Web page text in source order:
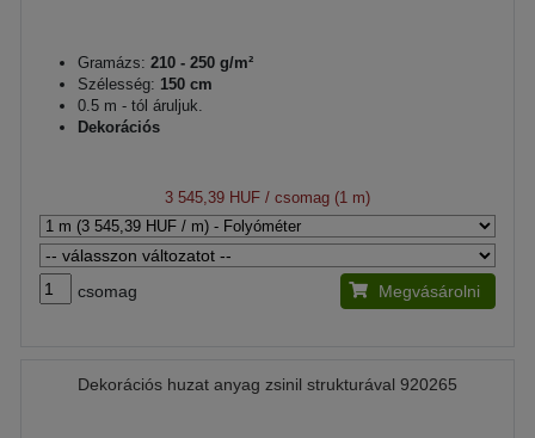
Gramázs: 210 - 250 g/m²
Szélesség: 150 cm
0.5 m - tól áruljuk.
Dekorációs
3 545,39 HUF / csomag (1 m)
csomag Megvásárolni
Dekorációs huzat anyag zsinil strukturával 920265